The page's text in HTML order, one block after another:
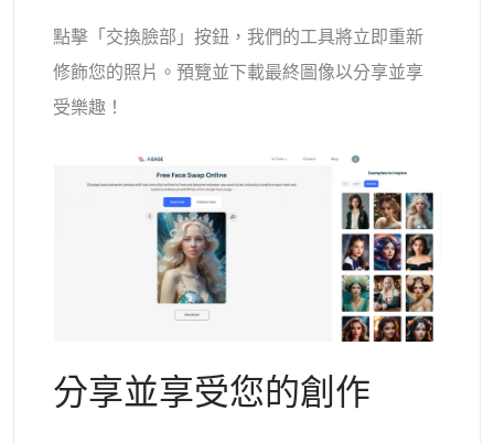
點擊「交換臉部」按鈕，我們的工具將立即重新
修飾您的照片。預覽並下載最終圖像以分享並享
受樂趣！
分享並享受您的創作